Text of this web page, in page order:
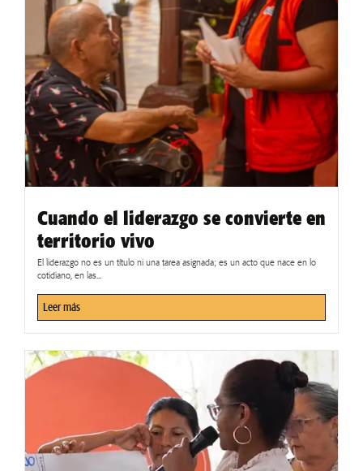
Cuando el liderazgo se convierte en
territorio vivo
El liderazgo no es un título ni una tarea asignada; es un acto que nace en lo
cotidiano, en las...
Leer más